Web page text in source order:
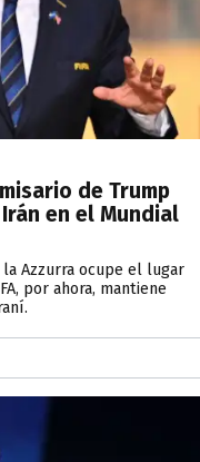
de Trump
en el Mundial
Azzurra ocupe el lugar
por ahora, mantiene